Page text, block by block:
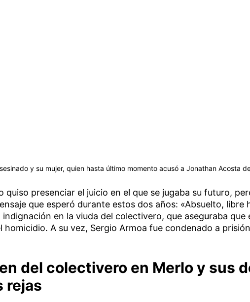
y su mujer, quien hasta último momento acusó a Jonathan Acosta
quiso presenciar el juicio en el que se jugaba su futuro,
que esperó durante estos dos años: «Absuelto, libre
en la viuda del colectivero, que aseguraba que
homicidio. A su vez, Sergio Armoa fue condenado a
del colectivero en Merlo y sus
rejas